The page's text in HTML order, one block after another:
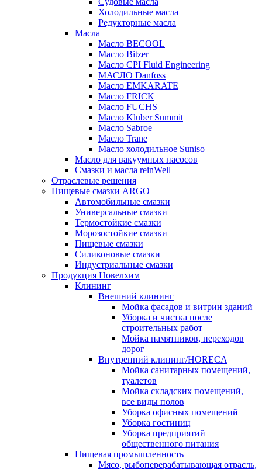
Холодильные масла
Редукторные масла
Масла
Масло BECOOL
Масло Bitzer
Масло CPI Fluid Engineering
МАСЛО Danfoss
Масло EMKARATE
Масло FRICK
Масло FUCHS
Масло Kluber Summit
Масло Sabroe
Масло Trane
Масло холодильное Suniso
Масло для вакуумных насосов
Смазки и масла reinWell
Отраслевые решения
Пищевые смазки ARGO
Автомобильные смазки
Универсальные смазки
Термостойкие смазки
Морозостойкие смазки
Пищевые смазки
Силиконовые смазки
Индустриальные смазки
Продукция Новелхим
Клининг
Внешний клининг
Мойка фасадов и витрин зданий
Уборка и чистка после
строительных работ
Мойка памятников, переходов
дорог
Внутренний клининг/HORECA
Мойка санитарных помещений,
туалетов
Мойка складских помещений,
все виды полов
Уборка офисных помещений
Уборка гостиниц
Уборка предприятий
общественного питания
Пищевая промышленность
Мясо, рыбоперерабатывающая отрасль,